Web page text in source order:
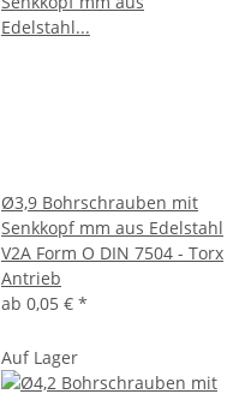
Ø3,9 Bohrschrauben mit
Senkkopf mm aus Edelstahl
V2A Form O DIN 7504 - Torx
Antrieb
ab 0,05 € *
Auf Lager